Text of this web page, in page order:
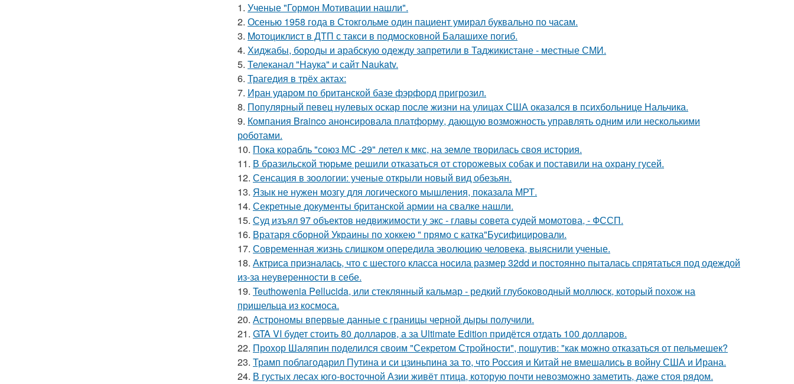
1. Ученые "Гормон Мотивации нашли".
2. Осенью 1958 года в Стокгольме один пациент умирал буквально по часам.
3. Moтоциклист в ДТП с такси в подмосковной Балашихе погиб.
4. Хиджабы, бороды и арабскую одежду запретили в Таджикистане - местные СМИ.
5. Телеканал "Наука" и сайт Naukatv.
6. Трагедия в трёх актах:
7. Иран ударом по британской базе фэрфорд пригрозил.
8. Популярный певец нулевых оскар после жизни на улицах США оказался в психбольнице Нальчика.
9. Компания Brainco анонсировала платформу, дающую возможность управлять одним или несколькими
роботами.
10. Пока корабль "союз МС -29" летел к мкс, на земле творилась своя история.
11. В бразильской тюрьме решили отказаться от сторожевых собак и поставили на охрану гусей.
12. Сенсация в зоологии: ученые открыли новый вид обезьян.
13. Язык не нужен мозгу для логического мышления, показала МРТ.
14. Секретные документы британской армии на свалке нашли.
15. Суд изъял 97 объектов недвижимости у экс - главы совета судей момотова, - ФССП.
16. Вратаря сборной Украины по хоккею " прямо с катка"Бусифицировали.
17. Современная жизнь слишком опередила эволюцию человека, выяснили ученые.
18. Актриса призналась, что с шестого класса носила размер 32dd и постоянно пыталась спрятаться под одеждой
из-за неуверенности в себе.
19. Teuthowenia Pellucida, или стеклянный кальмар - редкий глубоководный моллюск, который похож на
пришельца из космоса.
20. Астрономы впервые данные с границы черной дыры получили.
21. GTA VI будет стоить 80 долларов, а за Ultimate Edition придётся отдать 100 долларов.
22. Прохор Шаляпин поделился своим "Секретом Стройности", пошутив: "как можно отказаться от пельмешек?
23. Трамп поблагодарил Путина и си цзиньпина за то, что Россия и Китай не вмешались в войну США и Ирана.
24. В густых лесах юго-восточной Азии живёт птица, которую почти невозможно заметить, даже стоя рядом.